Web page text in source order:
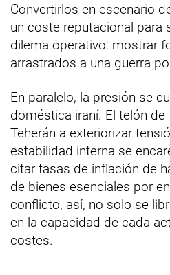
Convertirlos en escenario
un coste reputacional para
dilema operativo: mostrar
arrastrados a una guerra
En paralelo, la presión se
doméstica iraní. El telón
Teherán a exteriorizar
estabilidad interna se
citar tasas de inflación de
de bienes esenciales por
conflicto, así, no solo se
en la capacidad de cada
costes.